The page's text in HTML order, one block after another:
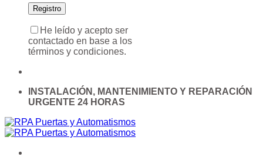
He leído y acepto ser
contactado en base a los
términos y condiciones.
INSTALACIÓN, MANTENIMIENTO Y REPARACIÓN
URGENTE 24 HORAS